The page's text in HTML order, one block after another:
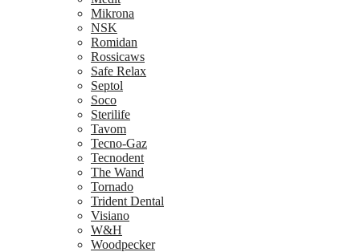
Mikrona
NSK
Romidan
Rossicaws
Safe Relax
Septol
Soco
Sterilife
Tavom
Tecno-Gaz
Tecnodent
The Wand
Tornado
Trident Dental
Visiano
W&H
Woodpecker